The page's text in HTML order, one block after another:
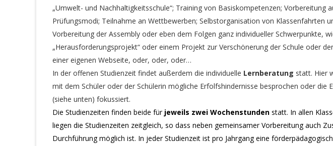
„Umwelt- und Nachhaltigkeitsschule“; Training von Basiskompetenzen; Vorbereitung
Prüfungsmodi; Teilnahme an Wettbewerben; Selbstorganisation von Klassenfahrten
Vorbereitung der Assembly oder eben dem Folgen ganz individueller Schwerpunkte,
„Herausforderungsprojekt“ oder einem Projekt zur Verschönerung der Schule oder
einer eigenen Webseite, oder, oder, oder…
In der offenen Studienzeit findet außerdem die individuelle Lernberatung statt. Hier
mit dem Schüler oder der Schülerin mögliche Erfolfshindernisse besprochen oder die
(siehe unten) fokussiert.
Die Studienzeiten finden beide fürjeweils zwei Wochenstunden statt. In allen
liegen die Studienzeiten zeitgleich, so dass neben gemeinsamer Vorbereitung auch
Durchführung möglich ist. In jeder Studienzeit ist pro Jahrgang eine